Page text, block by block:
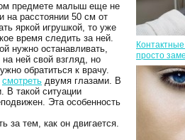
предмете малыш еще не
на расстоянии 50 см от
яркой игрушкой, то уже
время следить за ней.
нужно останавливать,
ней свой взгляд, но
обратиться к врачу.
смотреть двумя глазами. В
В такой ситуации
Эта особенность
за тем, как он двигается.
просто